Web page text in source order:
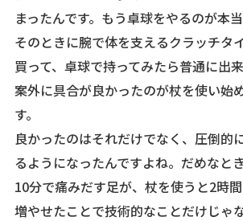
まったんです。もう卓球をやるのが本当
そのときに腕で体を支えるクラッチタ
買って、卓球で持ってみたら普通に出
案外に具合が良かったのが杖を使い始
す。
良かったのはそれだけでなく、圧倒的
るようになったんですよね。だめなと
10分で痛みだす足が、杖を使うと2時
増やせたことで技術的なことだけじゃ